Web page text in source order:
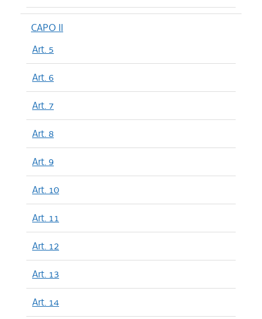
CAPO II
Art. 5
Art. 6
Art. 7
Art. 8
Art. 9
Art. 10
Art. 11
Art. 12
Art. 13
Art. 14